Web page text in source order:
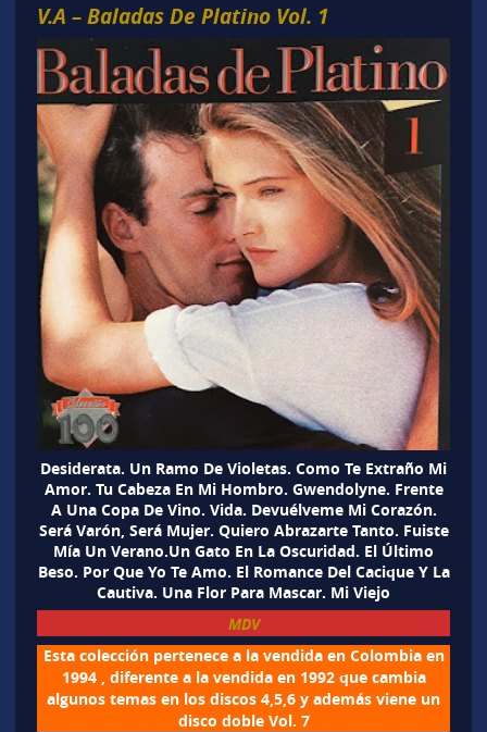
V.A – Baladas De Platino Vol. 1
Desiderata. Un Ramo De Violetas. Como Te Extraño Mi
Amor. Tu Cabeza En Mi Hombro. Gwendolyne. Frente
A Una Copa De Vino. Vida. Devuélveme Mi Corazón.
Será Varón, Será Mujer. Quiero Abrazarte Tanto. Fuiste
Mía Un Verano.Un Gato En La Oscuridad. El Último
Beso. Por Que Yo Te Amo. El Romance Del Cacique Y La
Cautiva. Una Flor Para Mascar. Mi Viejo
MDV
Esta colección pertenece a la vendida en Colombia en
1994 , diferente a la vendida en 1992 que cambia
algunos temas en los discos 4,5,6 y además viene un
disco doble Vol. 7